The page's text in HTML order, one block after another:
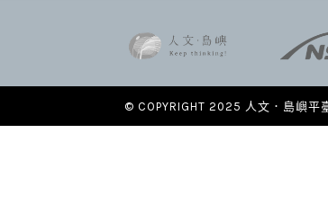
© COPYRIGHT 2025 人文．島嶼平